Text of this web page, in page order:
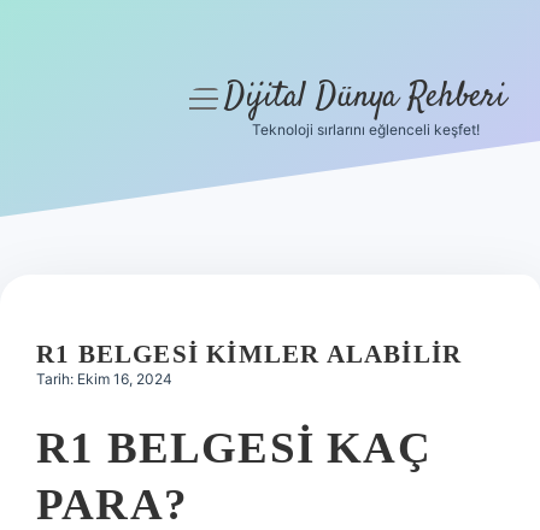
Hakkımızda
menüyüDijital Dünya Rehberi
Teknoloji sırlarını eğlenceli keşfet!
R1 BELGESI KIMLER ALABILIR
Tarih: Ekim 16, 2024
R1 BELGESI KAÇ
PARA?